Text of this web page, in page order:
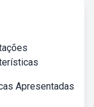
Apresentadas